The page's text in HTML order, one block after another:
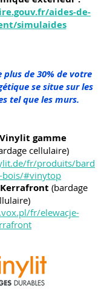
aides-de-
simulaides
de 30% de votre
se situe sur les
tel que les murs.
Vinylit gamme
cellulaire)
fr/produits/bard
bois/#vinytop
Kerrafront (bardage
fr/elewacje-